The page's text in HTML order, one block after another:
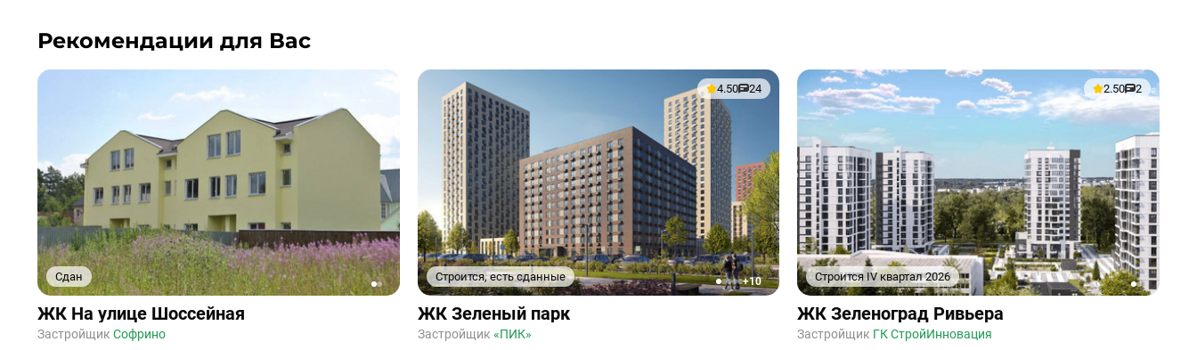
Рекомендации для Вас
Сдан
12
ЖК На улице Шоссейная
Застройщик Софрино
Строится, есть сданные
4.50 24
12345+10
ЖК Зеленый парк
Застройщик «ПИК»
Строится IV квартал 2026
2.50 2
12
ЖК Зеленоград Ривьера
Застройщик ГК СтройИнновация